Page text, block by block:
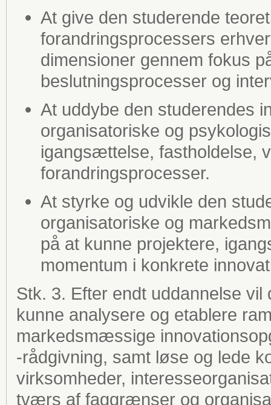
At give den studerende
forandringsprocessers
dimensioner gennem fokus
beslutningsprocesser og
At uddybe den studerendes
organisatoriske og
igangsættelse, fastholdelse,
forandringsprocesser.
At styrke og udvikle den
organisatoriske og
på at kunne projektere,
momentum i konkrete
Stk. 3. Efter endt uddannelse
kunne analysere og etablere
markedsmæssige
-rådgivning, samt løse og lede
virksomheder,
tværs af faggrænser og